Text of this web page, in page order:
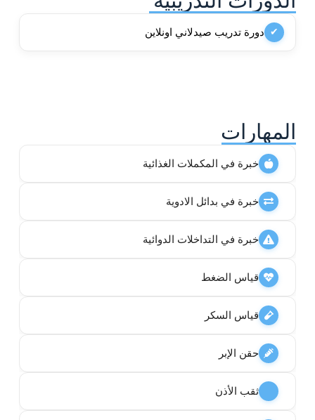
✔ دورة تدريب صيدلاني اونلاين
المهارات
خبرة في المكملات الغذائية
خبرة في بدائل الادوية
خبرة في التداخلات الدوائية
قياس الضغط
قياس السكر
حقن الإبر
ثقب الأذن